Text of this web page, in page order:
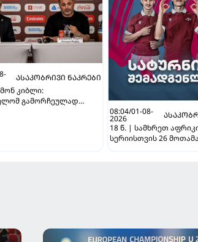
ᲐᲡᲐᲙᲝᲑᲠᲘᲕᲘ ᲜᲐᲙᲠᲔᲑᲘ
კიბლი:
გამორჩეულად
08:04/01-08-
2026
18 წ. | სამხრეთ
სერიისთვის 26